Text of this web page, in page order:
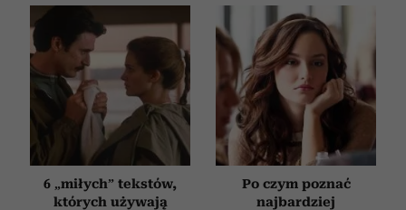
6 „miłych” tekstów,
których używają
Po czym poznać
najbardziej